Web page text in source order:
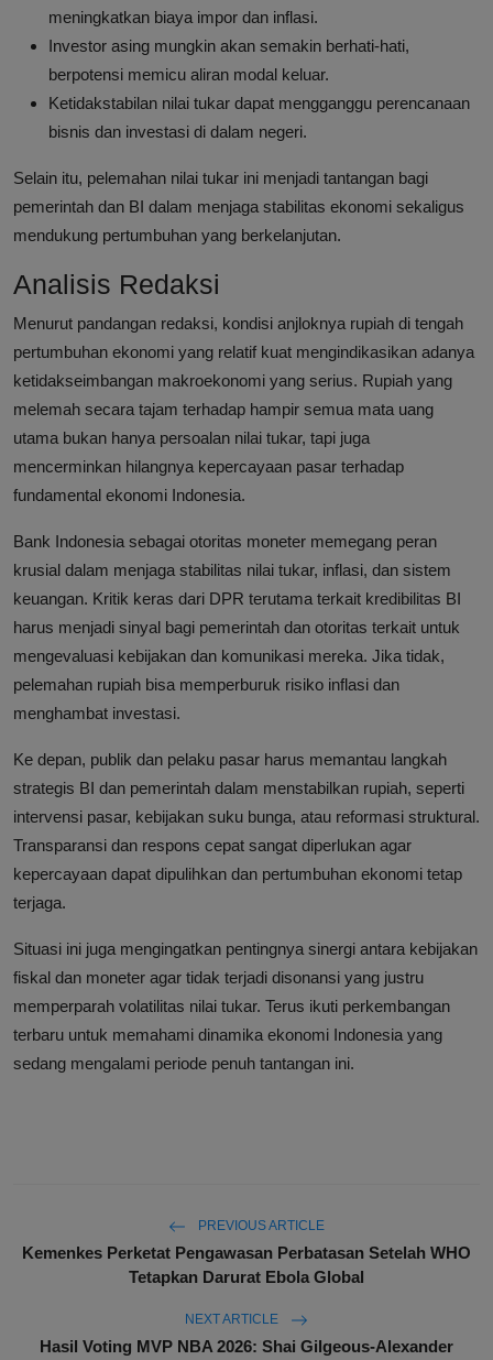
meningkatkan biaya impor dan inflasi.
Investor asing mungkin akan semakin berhati-hati,
berpotensi memicu aliran modal keluar.
Ketidakstabilan nilai tukar dapat mengganggu perencanaan
bisnis dan investasi di dalam negeri.
Selain itu, pelemahan nilai tukar ini menjadi tantangan bagi
pemerintah dan BI dalam menjaga stabilitas ekonomi sekaligus
mendukung pertumbuhan yang berkelanjutan.
Analisis Redaksi
Menurut pandangan redaksi, kondisi anjloknya rupiah di tengah
pertumbuhan ekonomi yang relatif kuat mengindikasikan adanya
ketidakseimbangan makroekonomi yang serius. Rupiah yang
melemah secara tajam terhadap hampir semua mata uang
utama bukan hanya persoalan nilai tukar, tapi juga
mencerminkan hilangnya kepercayaan pasar terhadap
fundamental ekonomi Indonesia.
Bank Indonesia sebagai otoritas moneter memegang peran
krusial dalam menjaga stabilitas nilai tukar, inflasi, dan sistem
keuangan. Kritik keras dari DPR terutama terkait kredibilitas BI
harus menjadi sinyal bagi pemerintah dan otoritas terkait untuk
mengevaluasi kebijakan dan komunikasi mereka. Jika tidak,
pelemahan rupiah bisa memperburuk risiko inflasi dan
menghambat investasi.
Ke depan, publik dan pelaku pasar harus memantau langkah
strategis BI dan pemerintah dalam menstabilkan rupiah, seperti
intervensi pasar, kebijakan suku bunga, atau reformasi struktural.
Transparansi dan respons cepat sangat diperlukan agar
kepercayaan dapat dipulihkan dan pertumbuhan ekonomi tetap
terjaga.
Situasi ini juga mengingatkan pentingnya sinergi antara kebijakan
fiskal dan moneter agar tidak terjadi disonansi yang justru
memperparah volatilitas nilai tukar. Terus ikuti perkembangan
terbaru untuk memahami dinamika ekonomi Indonesia yang
sedang mengalami periode penuh tantangan ini.
PREVIOUS ARTICLE
Kemenkes Perketat Pengawasan Perbatasan Setelah WHO
Tetapkan Darurat Ebola Global
NEXT ARTICLE
Hasil Voting MVP NBA 2026: Shai Gilgeous-Alexander